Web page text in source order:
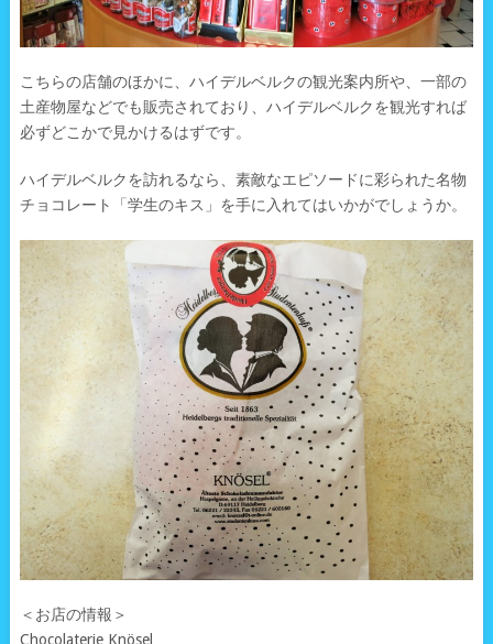
こちらの店舗のほかに、ハイデルベルクの観光案内所や、一部の
土産物屋などでも販売されており、ハイデルベルクを観光すれば
必ずどこかで見かけるはずです。
ハイデルベルクを訪れるなら、素敵なエピソードに彩られた名物
チョコレート「学生のキス」を手に入れてはいかがでしょうか。
＜お店の情報＞
Chocolaterie Knösel